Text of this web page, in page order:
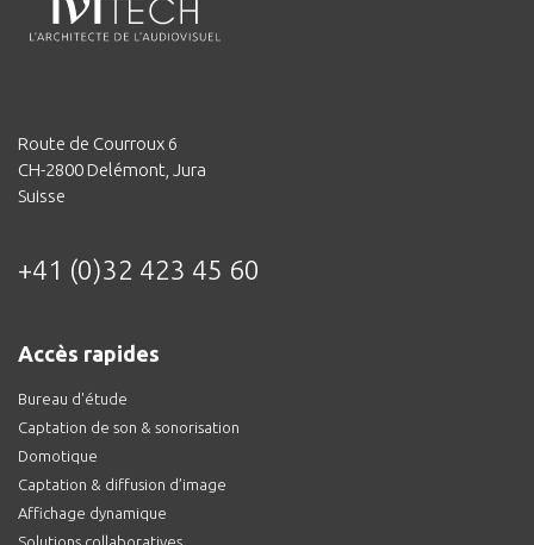
Route de Courroux 6
CH-2800 Delémont, Jura
Suisse
+41 (0)32 423 45 60
Accès rapides
Bureau d'étude
Captation de son & sonorisation
Domotique
Captation & diffusion d’image
Affichage dynamique
Solutions collaboratives